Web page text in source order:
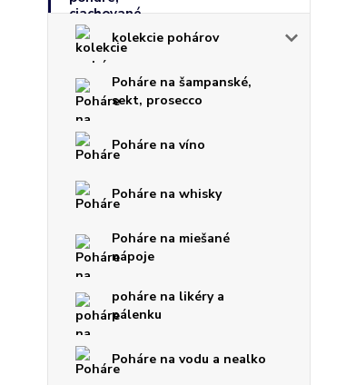
kolekcie pohárov
Poháre na šampanské,
sekt, prosecco
Poháre na víno
Poháre na whisky
Poháre na miešané
nápoje
poháre na likéry a
pálenku
Poháre na vodu a nealko